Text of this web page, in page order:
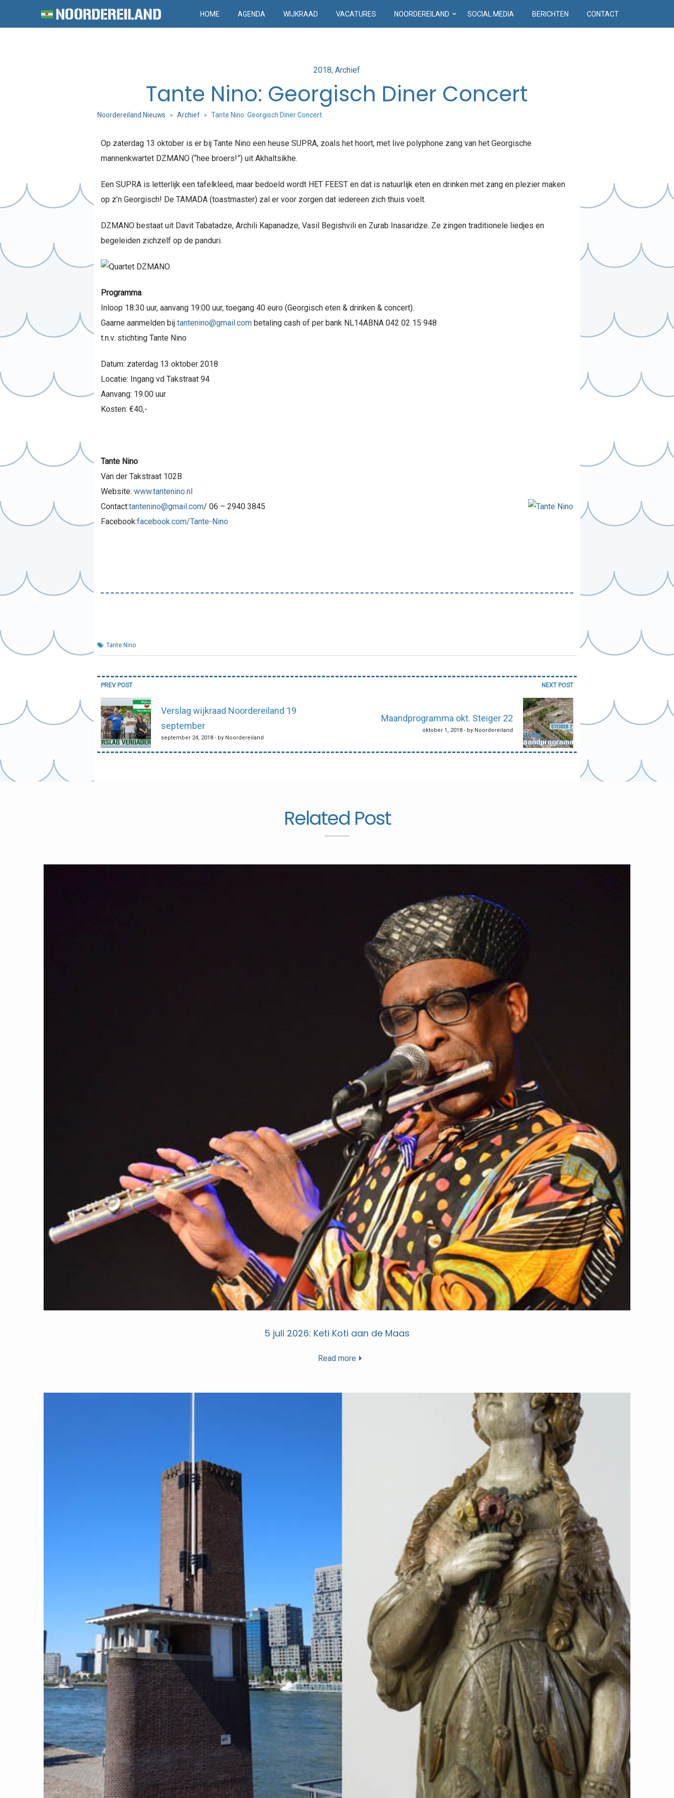
HOME AGENDA WIJKRAAD VACATURES NOORDEREILAND SOCIAL MEDIA BERICHTEN CONTACT
Posted
2018 Archief
Tante Nino: Georgisch Diner Concert
Noordereiland Nieuws > Archief > Tante Nino: Georgisch Diner Concert
Op zaterdag 13 oktober is er bij Tante Nino een heuse SUPRA, zoals het hoort, met live polyphone zang van het Georgische
mannenkwartet DZMANO (“hee broers!”) uit Akhaltsikhe.
Een SUPRA is letterlijk een tafelkleed, maar bedoeld wordt HET FEEST en dat is natuurlijk eten en drinken met zang en plezier maken
op z’n Georgisch! De TAMADA (toastmaster) zal er voor zorgen dat iedereen zich thuis voelt.
DZMANO bestaat uit Davit Tabatadze, Archili Kapanadze, Vasil Begishvili en Zurab Inasaridze. Ze zingen traditionele liedjes en
begeleiden zichzelf op de panduri.
Programma
Inloop 18:30 uur, aanvang 19:00 uur, toegang 40 euro (Georgisch eten & drinken & concert).
Gaarne aanmelden bij tantenino@gmail.combetaling cash of per bank NL14ABNA 042 02 15 948
t.n.v. stichting Tante Nino
Datum: zaterdag 13 oktober 2018
Locatie: Ingang vd Takstraat 94
Aanvang: 19.00 uur
Kosten: €40,-
Tante Nino
Van der Takstraat 102B
Website: www.tantenino.nl
Contact:tantenino@gmail.com/ 06 – 2940 3845
Facebook:facebook.com/Tante-Nino
Tante Nino
Bericht
navigatie
PREV POST
Verslag wijkraad Noordereiland 19
september
september 24, 2018 - by Noordereiland
NEXT POST
Maandprogramma okt. Steiger 22
oktober 1, 2018 - by Noordereiland
Related Post
5 juli 2026: Keti Koti aan de Maas
Read more